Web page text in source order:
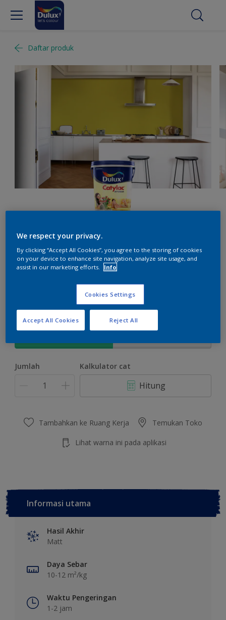
Daftar produk
Ukuran
Jumlah Kalkulator cat
Hitung
Tambahkan ke Ruang Kerja Temukan Toko
Lihat warna ini pada aplikasi
Informasi utama
Hasil Akhir
Matt
Daya Sebar
10-12 m²/kg
Waktu Pengeringan
1-2 jam
We respect your privacy.
By clicking “Accept All Cookies”, you agree to the storing of cookies
on your device to enhance site navigation, analyze site usage, and
assist in our marketing efforts.
Info
Cookies Settings
Reject All
Accept All Cookies